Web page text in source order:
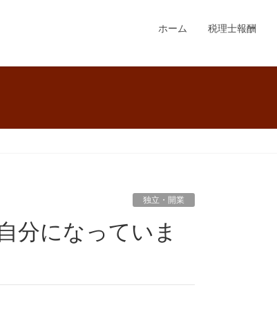
ホーム 税理士報酬
独立・開業